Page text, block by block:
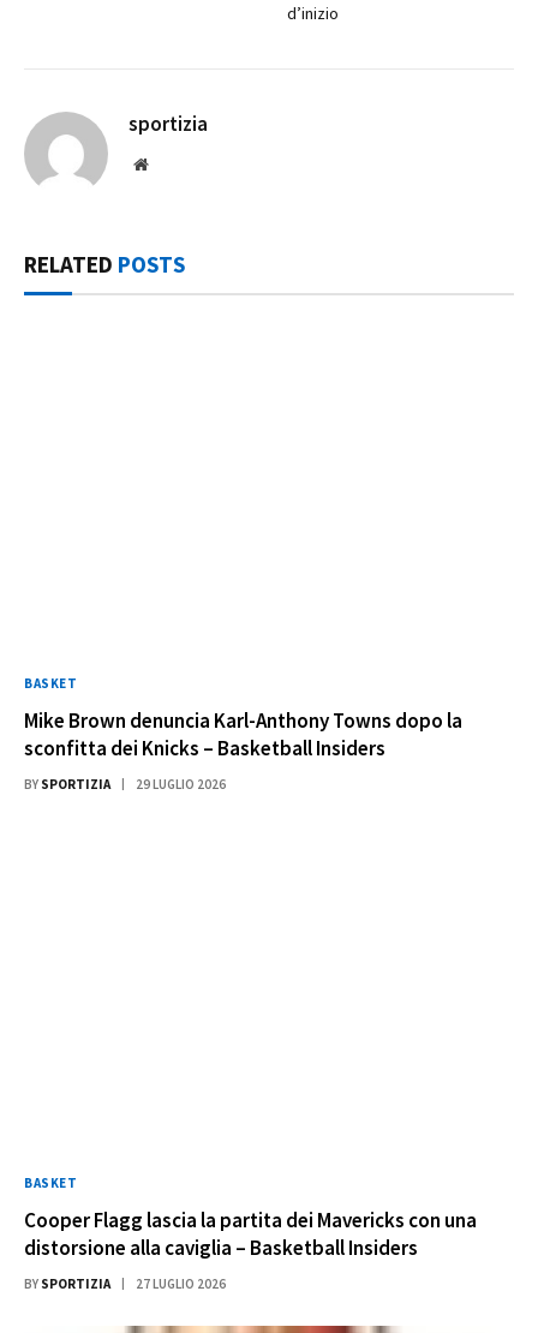
d’inizio
sportizia
Website
RELATED POSTS
BASKET
Mike Brown denuncia Karl-Anthony Towns dopo la
sconfitta dei Knicks – Basketball Insiders
BY SPORTIZIA 29 LUGLIO 2026
BASKET
Cooper Flagg lascia la partita dei Mavericks con una
distorsione alla caviglia – Basketball Insiders
BY SPORTIZIA 27 LUGLIO 2026